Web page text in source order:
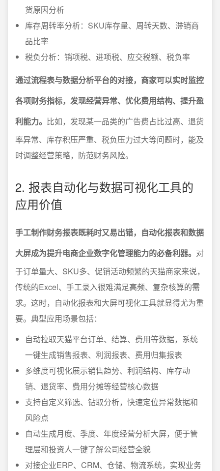
货原因分析
库存周转率分析：SKU库存量、周转天数、滞销商
品比率
税负分析：销项税、进项税、应交税额、税负率
通过流程表与数据分析平台的对接，商家可以实时监控
各项财务指标，发现经营异常、优化费用结构、提升盈
利能力。 比如，发现某一品类的广告费占比过高、退货
率异常、库存积压严重、税负压力过大等问题时，能及
时调整经营策略，防范财务风险。
2. 报表自动化与数据可视化工具的
应用价值
手工制作财务报表既耗时又易出错，自动化报表和数据
大屏成为提升电商企业数字化管理能力的必备利器。 对
于订单量大、SKU多、促销活动频繁的天猫商家来说，
传统的Excel、手工录入很难满足高频、复杂核算的需
求。这时，自动化报表和大屏可视化工具就显得尤为重
要。典型应用场景包括：
自动拉取天猫平台订单、结算、费用等数据，系统
一键生成销售报表、利润报表、费用归集报表
多维度可视化展示销售趋势、利润结构、库存动
销、退货率、费用分摊等经营核心数据
支持自定义筛选、钻取分析，快速定位异常数据和
风险点
自动生成月度、季度、年度经营分析大屏，便于管
理层和投资人一键了解公司经营全貌
对接企业ERP、CRM、仓储、物流系统，实现业务